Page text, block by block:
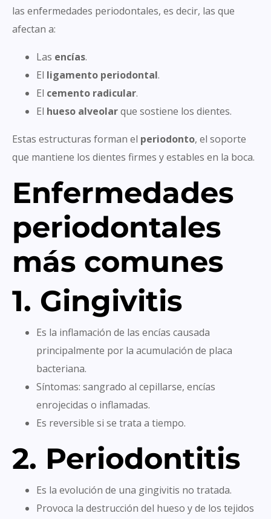
las enfermedades periodontales, es decir, las que
afectan a:
Las encías.
El ligamento periodontal.
El cemento radicular.
El hueso alveolarque sostiene los dientes.
Estas estructuras forman el periodonto, el soporte
que mantiene los dientes firmes y estables en la boca.
Enfermedades
periodontales
más comunes
1. Gingivitis
Es la inflamación de las encías causada
principalmente por la acumulación de placa
bacteriana.
Síntomas: sangrado al cepillarse, encías
enrojecidas o inflamadas.
Es reversible si se trata a tiempo.
2. Periodontitis
Es la evolución de una gingivitis no tratada.
Provoca la destrucción del hueso y de los tejidos